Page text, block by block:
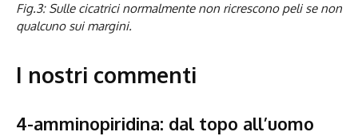
Fig.3: Sulle cicatrici normalmente non ricrescono peli se non
qualcuno sui margini.
I nostri commenti
4-amminopiridina: dal topo all’uomo